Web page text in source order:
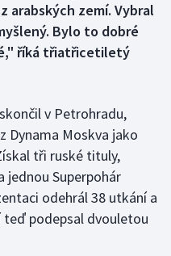
arabských zemí. Vybral
Bylo to dobré
říká třiatřicetiletý
v Petrohradu,
Dynama Moskva jako
tři ruské tituly,
jednou Superpohár
odehrál 38 utkání a
teď podepsal dvouletou